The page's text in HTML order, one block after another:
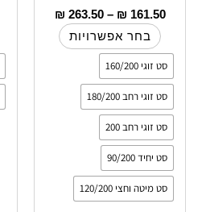
₪ 161.50
–
₪ 263.50
בחר אפשרויות
סט זוגי 160/200
סט זוגי רחב 180/200
סט זוגי רחב 200
סט יחיד 90/200
סט מיטה וחצי 120/200